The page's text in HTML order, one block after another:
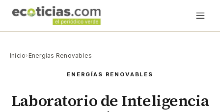
Inicio› Energías Renovables
ENERGÍAS RENOVABLES
Laboratorio de Inteligencia